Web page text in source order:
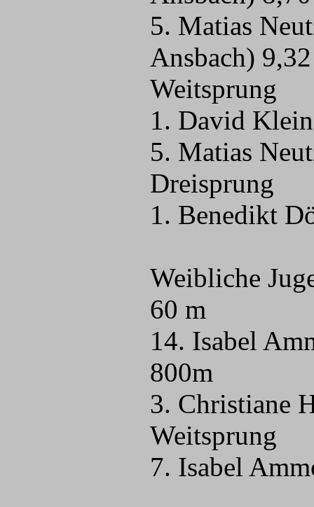
5. Matias
Ansbach)
Weitsprung
1. David
5. Matias
Dreisprung
1. Benedikt
Weibliche
60 m
14. Isabel
800m
3. Christiane
Weitsprung
7. Isabel